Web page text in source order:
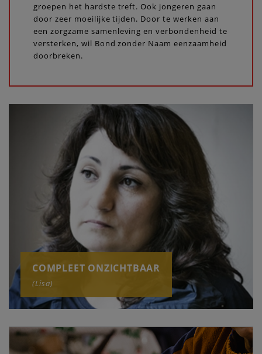
groepen het hardste treft. Ook jongeren gaan
door zeer moeilijke tijden. Door te werken aan
een zorgzame samenleving en verbondenheid te
versterken, wil Bond zonder Naam eenzaamheid
doorbreken.
COMPLEET ONZICHTBAAR
(Lisa)